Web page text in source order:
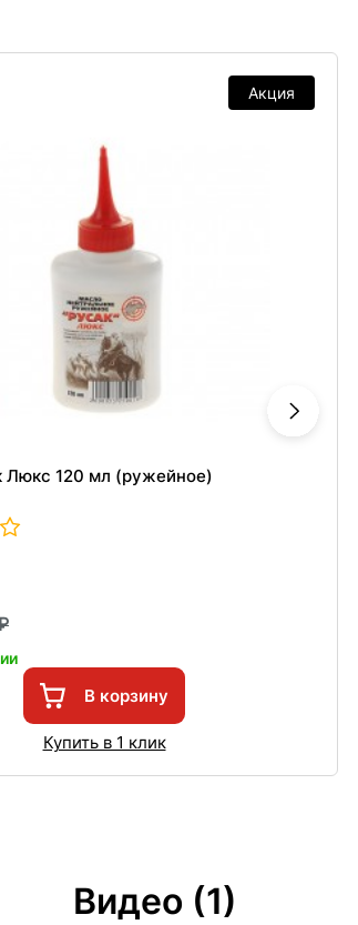
Акция
Люкс 120 мл (ружейное)
В корзину
Купить в 1 клик
Видео (1)